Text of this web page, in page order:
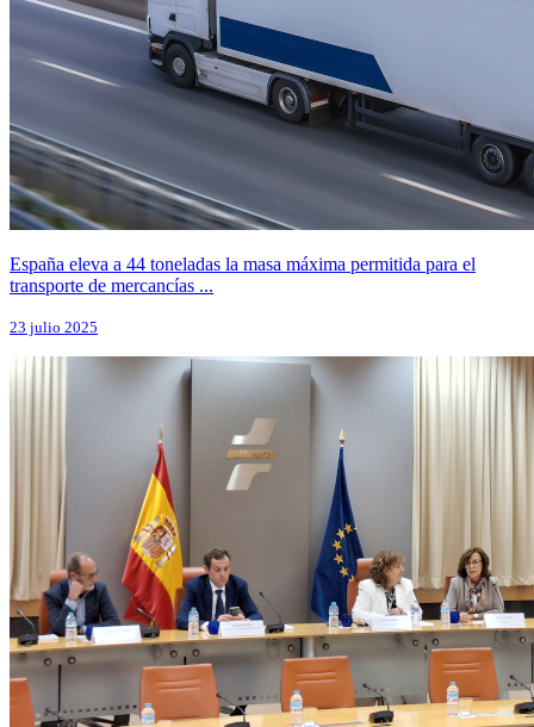
España eleva a 44 toneladas la masa máxima permitida para el
transporte de mercancías ...
23 julio 2025